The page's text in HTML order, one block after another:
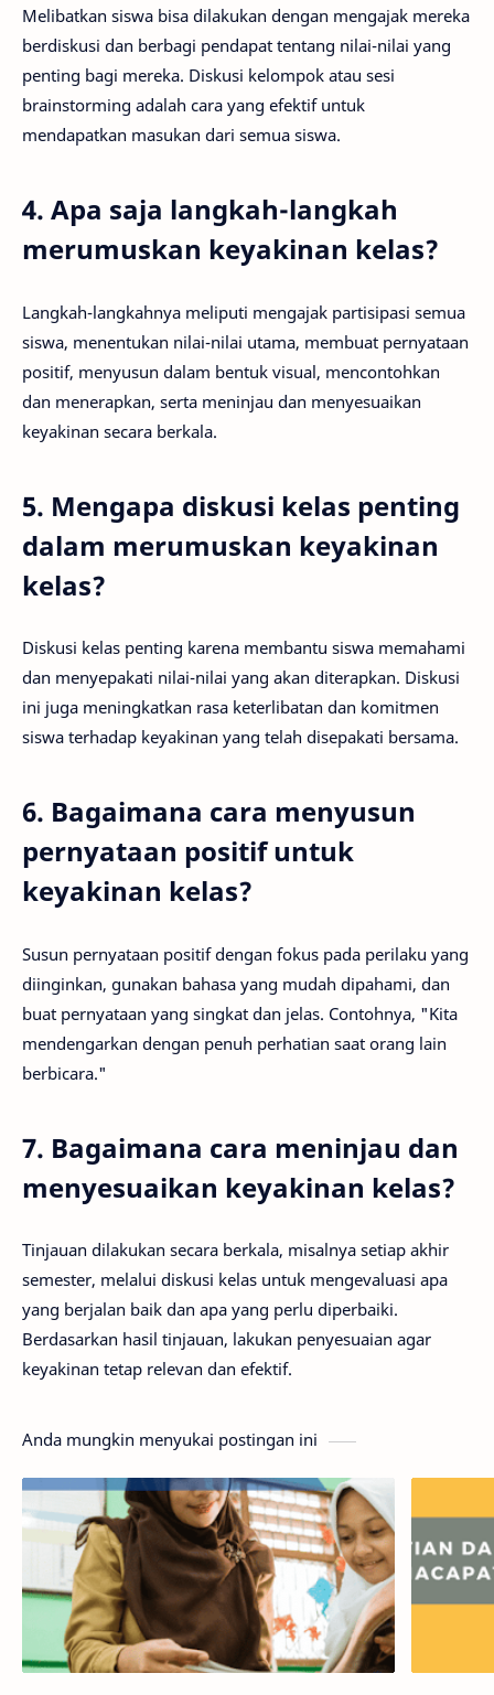
Melibatkan siswa bisa dilakukan dengan mengajak mereka
berdiskusi dan berbagi pendapat tentang nilai-nilai yang
penting bagi mereka. Diskusi kelompok atau sesi
brainstorming adalah cara yang efektif untuk
mendapatkan masukan dari semua siswa.
4. Apa saja langkah-langkah
merumuskan keyakinan kelas?
Langkah-langkahnya meliputi mengajak partisipasi semua
siswa, menentukan nilai-nilai utama, membuat pernyataan
positif, menyusun dalam bentuk visual, mencontohkan
dan menerapkan, serta meninjau dan menyesuaikan
keyakinan secara berkala.
5. Mengapa diskusi kelas penting
dalam merumuskan keyakinan
kelas?
Diskusi kelas penting karena membantu siswa memahami
dan menyepakati nilai-nilai yang akan diterapkan. Diskusi
ini juga meningkatkan rasa keterlibatan dan komitmen
siswa terhadap keyakinan yang telah disepakati bersama.
6. Bagaimana cara menyusun
pernyataan positif untuk
keyakinan kelas?
Susun pernyataan positif dengan fokus pada perilaku yang
diinginkan, gunakan bahasa yang mudah dipahami, dan
buat pernyataan yang singkat dan jelas. Contohnya, "Kita
mendengarkan dengan penuh perhatian saat orang lain
berbicara."
7. Bagaimana cara meninjau dan
menyesuaikan keyakinan kelas?
Tinjauan dilakukan secara berkala, misalnya setiap akhir
semester, melalui diskusi kelas untuk mengevaluasi apa
yang berjalan baik dan apa yang perlu diperbaiki.
Berdasarkan hasil tinjauan, lakukan penyesuaian agar
keyakinan tetap relevan dan efektif.
Anda mungkin menyukai postingan ini